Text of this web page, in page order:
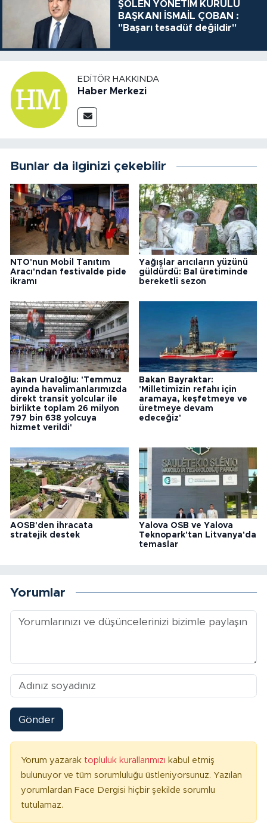
ŞÖLEN YÖNETİM KURULU
BAŞKANI İSMAİL ÇOBAN :
"Başarı tesadüf değildir"
EDITÖR HAKKINDA
Haber Merkezi
Bunlar da ilginizi çekebilir
NTO'nun Mobil Tanıtım
Aracı'ndan festivalde pide
ikramı
Yağışlar arıcıların yüzünü
güldürdü: Bal üretiminde
bereketli sezon
Bakan Uraloğlu: 'Temmuz
ayında havalimanlarımızda
direkt transit yolcular ile
birlikte toplam 26 milyon
797 bin 638 yolcuya
hizmet verildi'
Bakan Bayraktar:
'Milletimizin refahı için
aramaya, keşfetmeye ve
üretmeye devam
edeceğiz'
AOSB'den ihracata
stratejik destek
Yalova OSB ve Yalova
Teknopark'tan Litvanya'da
temaslar
Yorumlar
Gönder
Yorum yazarak topluluk kurallarımızı kabul etmiş
bulunuyor ve tüm sorumluluğu üstleniyorsunuz. Yazılan
yorumlardan Face Dergisi hiçbir şekilde sorumlu
tutulamaz.